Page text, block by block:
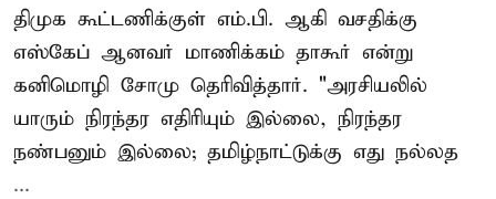
திமுக கூட்டணிக்குள் எம்.பி. ஆகி வசதிக்கு
எஸ்கேப் ஆனவர் மாணிக்கம் தாகூர் என்று
கனிமொழி சோமு தெரிவித்தார். "அரசியலில்
யாரும் நிரந்தர எதிரியும் இல்லை, நிரந்தர
நண்பனும் இல்லை; தமிழ்நாட்டுக்கு எது நல்லத
...